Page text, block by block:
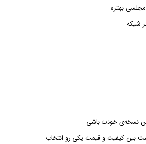
بهتره.
شیکه.
نسخه‌ی خودت باشی.
بین کیفیت و قیمت یکی رو انتخاب